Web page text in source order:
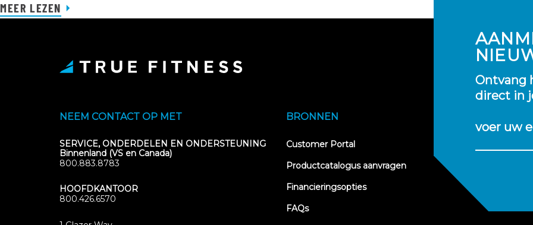
MEER LEZEN
Ontvang
direct in
voer uw
NEEM CONTACT OP MET
SERVICE, ONDERDELEN EN ONDERSTEUNING
Binnenland (VS en Canada)
800.883.8783
HOOFDKANTOOR
800.426.6570
BRONNEN
Customer Portal(opens
new
Productcatalogus aanvragen
Financieringsopties
FAQs